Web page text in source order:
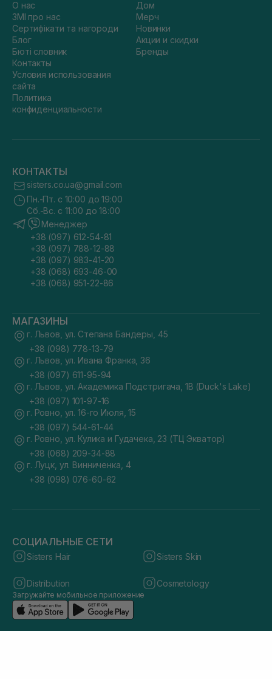
О нас
ЗМІ про нас
Сертифікати та нагороди
Блог
Бюті словник
Контакты
Условия использования
сайта
Политика
конфиденциальности
Дом
Мерч
Новинки
Акции и скидки
Бренды
КОНТАКТЫ
sisters.co.ua@gmail.com
Пн.-Пт. с 10:00 до 19:00
Сб.-Вс. с 11:00 до 18:00
Менеджер
+38 (097) 612-54-81
+38 (097) 788-12-88
+38 (097) 983-41-20
+38 (068) 693-46-00
+38 (068) 951-22-86
МАГАЗИНЫ
г. Львов, ул. Степана Бандеры, 45
+38 (098) 778-13-79
г. Львов, ул. Ивана Франка, 36
+38 (097) 611-95-94
г. Львов, ул. Академика Подстригача, 1В (Duck's Lake)
+38 (097) 101-97-16
г. Ровно, ул. 16-го Июля, 15
+38 (097) 544-61-44
г. Ровно, ул. Кулика и Гудачека, 23 (ТЦ Экватор)
+38 (068) 209-34-88
г. Луцк, ул. Винниченка, 4
+38 (098) 076-60-62
СОЦИАЛЬНЫЕ СЕТИ
Sisters Hair Sisters Skin
Distribution Cosmetology
Загружайте мобильное приложение